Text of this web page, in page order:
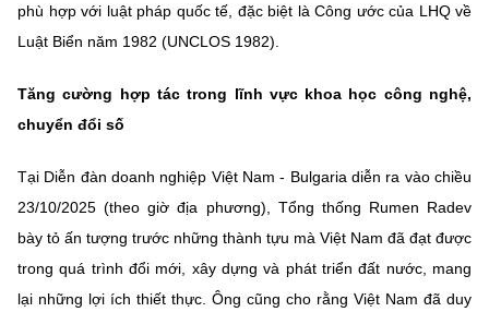
phù hợp với luật pháp quốc tế, đặc biệt là Công ước của LHQ về
Luật Biển năm 1982 (UNCLOS 1982).
Tăng cường hợp tác trong lĩnh vực khoa học công nghệ,
chuyển đổi số
Tại Diễn đàn doanh nghiệp Việt Nam - Bulgaria diễn ra vào chiều
23/10/2025 (theo giờ địa phương), Tổng thống Rumen Radev
bày tỏ ấn tượng trước những thành tựu mà Việt Nam đã đạt được
trong quá trình đổi mới, xây dựng và phát triển đất nước, mang
lại những lợi ích thiết thực. Ông cũng cho rằng Việt Nam đã duy